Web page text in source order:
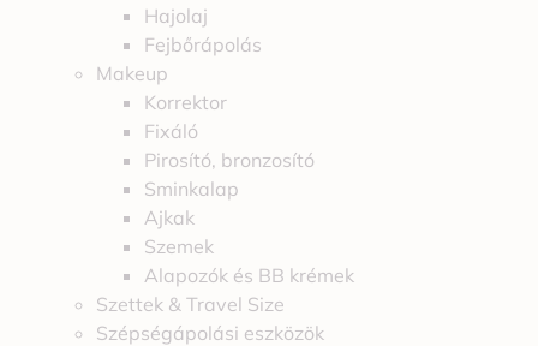
Hajolaj
Fejbőrápolás
Makeup
Korrektor
Fixáló
Pirosító, bronzosító
Sminkalap
Ajkak
Szemek
Alapozók és BB krémek
Szettek & Travel Size
Szépségápolási eszközök